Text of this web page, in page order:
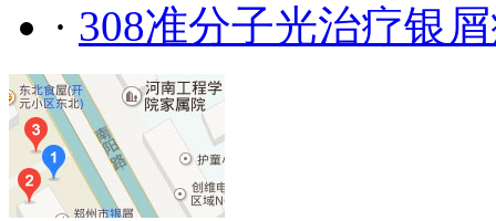
· 308准分子光治疗银